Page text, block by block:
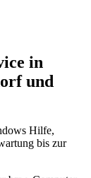
in
und
Hilfe,
bis zur